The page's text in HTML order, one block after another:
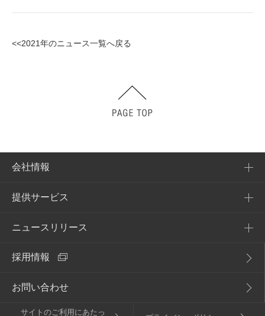
<<2021年のニュース一覧へ戻る
会社情報
会社概要
企業理念
アクセス
電子公告・決算公告
提供サービス
提供サービス一覧
NURO Biz
Enly
ニュースリリース
2026年
2025年
採用情報
お問い合わせ
サイトのご利用にあたっ